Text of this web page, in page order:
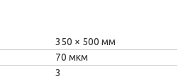
350
500 мм
70 мкм
3